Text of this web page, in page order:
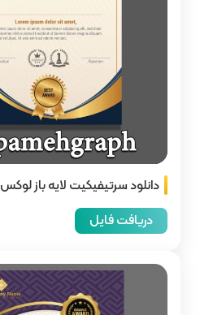
دانلود سرتیفیکیت لایه باز لوکس
دریافت فایل